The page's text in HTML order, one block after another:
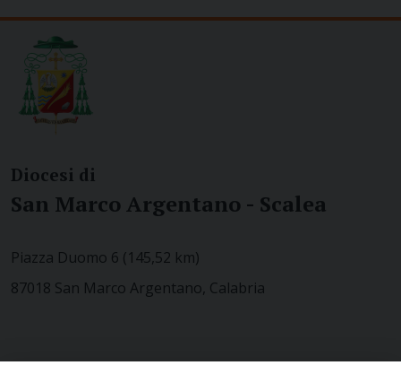
Diocesi di
San Marco Argentano - Scalea
Piazza Duomo 6 (145,52 km)
87018 San Marco Argentano, Calabria